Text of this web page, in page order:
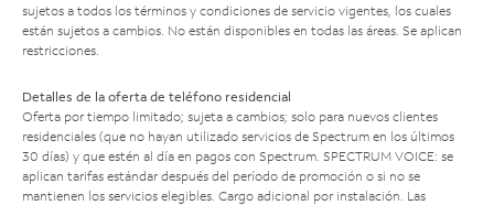
sujetos a todos los términos y condiciones de servicio vigentes, los cuales
están sujetos a cambios. No están disponibles en todas las áreas. Se aplican
restricciones.
Detalles de la oferta de teléfono residencial
Oferta por tiempo limitado; sujeta a cambios; solo para nuevos clientes
residenciales (que no hayan utilizado servicios de Spectrum en los últimos
30 días) y que estén al día en pagos con Spectrum. SPECTRUM VOICE: se
aplican tarifas estándar después del período de promoción o si no se
mantienen los servicios elegibles. Cargo adicional por instalación. Las